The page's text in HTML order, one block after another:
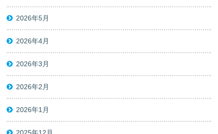
2026年5月
2026年4月
2026年3月
2026年2月
2026年1月